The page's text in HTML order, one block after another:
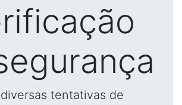
tentativas de